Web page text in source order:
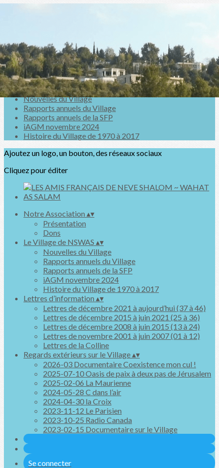
Menu
<
>
Nouvelles du Village
Rapports annuels du Village
Rapports annuels de la SFP
iAGM novembre 2024
Histoire du Village de 1970 à 2017
Ajoutez un logo, un bouton, des réseaux sociaux
Cliquez pour éditer
Notre Association ▴▾
Présentation
Dons
Le Village de NSWAS ▴▾
Nouvelles du Village
Rapports annuels du Village
Rapports annuels de la SFP
iAGM novembre 2024
Histoire du Village de 1970 à 2017
Lettres d’information ▴▾
Lettres de décembre 2021 à aujourd’hui (37 à 46)
Lettres de décembre 2015 à juin 2021 (25 à 36)
Lettres de décembre 2008 à juin 2015 (13 à 24)
Lettres de novembre 2001 à juin 2007 (01 à 12)
Lettres de la Colline
Regards extérieurs sur le Village▴▾
2026-03 Documentaire Coexistence mon cul !
2025-07-10 Oasis de paix à deux pas de Jérusalem
2025-02-06 La Maurienne
2024-05-28 C dans l’air
2024-04-30 la Croix
2023-11-12 Le Parisien
2023-10-25 Radio Canada
2023-02-15 Documentaire sur le Village
Se connecter